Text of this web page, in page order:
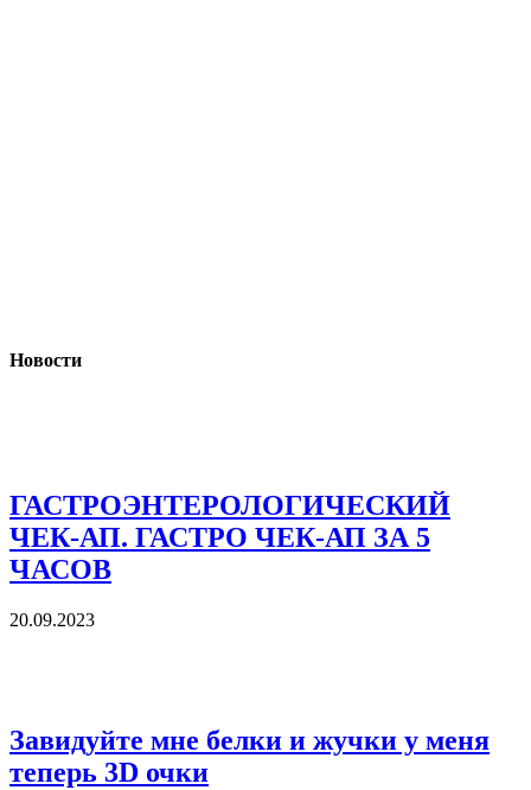
Новости
ГАСТРОЭНТЕРОЛОГИЧЕСКИЙ
ЧЕК-АП. ГАСТРО ЧЕК-АП ЗА 5
ЧАСОВ
20.09.2023
Завидуйте мне белки и жучки у меня
теперь 3D очки